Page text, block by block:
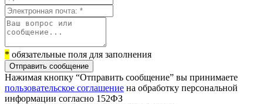
* обязательные поля для заполнения
Отправить сообщение
Нажимая кнопку “Отправить сообщение” вы принимаете
пользовательское соглашение на обработку персональной
информации согласно 152ФЗ